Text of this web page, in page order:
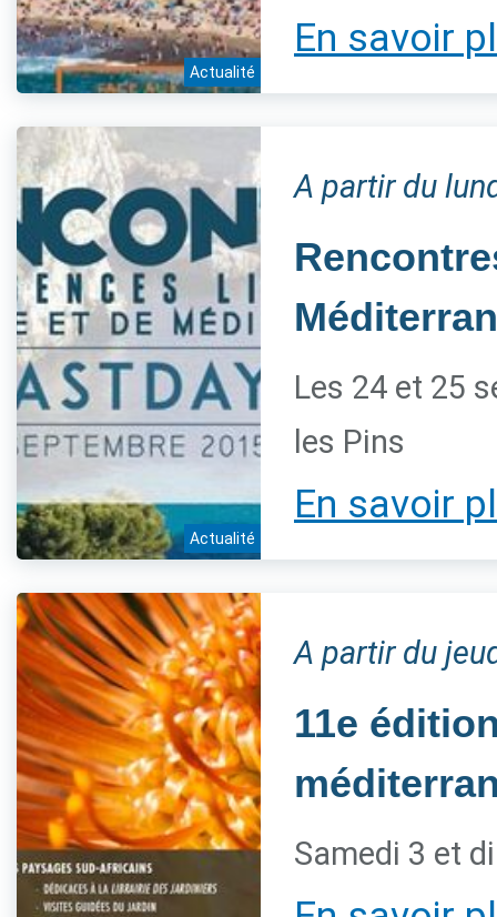
Actualité
En savoir
Actualité
A partir du
Les 24 et 25
les Pins
En savoir
A partir du
11e
Samedi 3 et